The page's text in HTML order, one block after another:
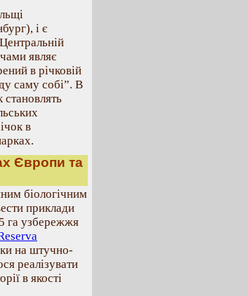
і є
являє
в річковій
саму собі”. В
становлять
в
Європи та
біологічним
приклади
га узбережжя
на штучно-
реалізувати
в якості